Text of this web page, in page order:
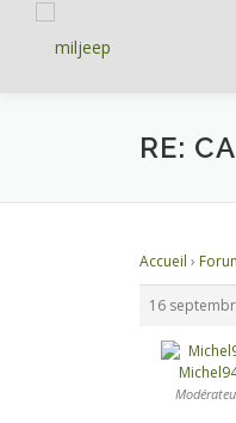
RE:
Accueil ›
16